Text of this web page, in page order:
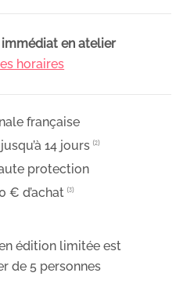
en atelier
horaires
française
14 jours ⁽²⁾
protection
€ d’achat ⁽³⁾
édition limitée est
de 5 personnes